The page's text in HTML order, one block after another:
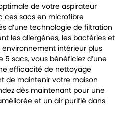
de votre aspirateur
ces sacs en microfibre
d’une technologie de filtration
les allergènes, les bactéries et
intérieur plus
sacs, vous bénéficiez d’une
efficacité de nettoyage
de maintenir votre maison
dès maintenant pour une
et un air purifié dans